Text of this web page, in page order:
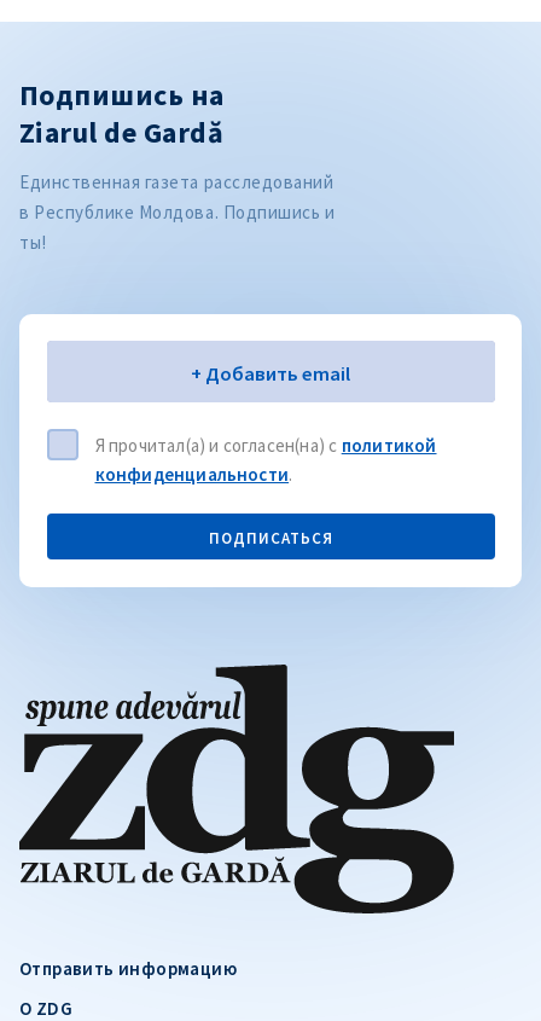
Отправить информацию
О ZDG
Подпишись на
Ziarul de Gardă
Единственная газета расследований
в Республике Молдова. Подпишись и
ты!
Электронная почта+ Добавить email
Я прочитал(а) и согласен(на) с политикой
конфиденциальности.
ПОДПИСАТЬСЯ